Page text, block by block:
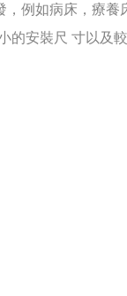
例如病床，療養
的安裝尺 寸以及